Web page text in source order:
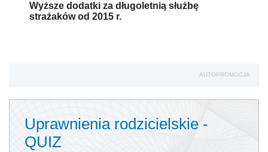
Wyższe dodatki za długoletnią służbę
strażaków od 2015 r.
AUTOPROMOCJA
Uprawnienia rodzicielskie -
QUIZ